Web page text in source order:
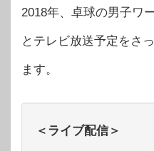
2018年、卓球の男子ワ
とテレビ放送予定をさ
ます。
＜ライブ配信＞